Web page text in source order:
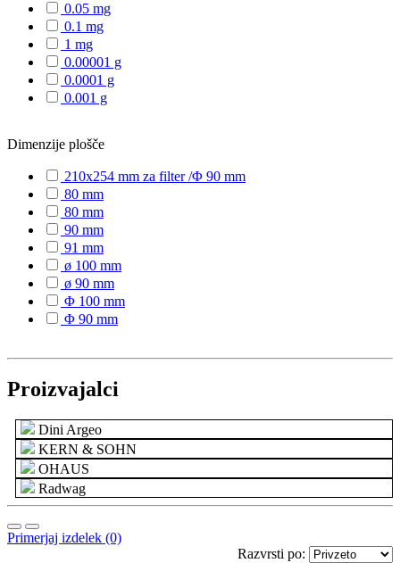
0.05 mg
0.1 mg
1 mg
0.00001 g
0.0001 g
0.001 g
Dimenzije plošče
210x254 mm za filter /Φ 90 mm
80 mm
80 mm
90 mm
91 mm
ø 100 mm
ø 90 mm
Φ 100 mm
Φ 90 mm
Proizvajalci
Dini Argeo
KERN & SOHN
OHAUS
Radwag
Primerjaj izdelek (0)
Razvrsti po: